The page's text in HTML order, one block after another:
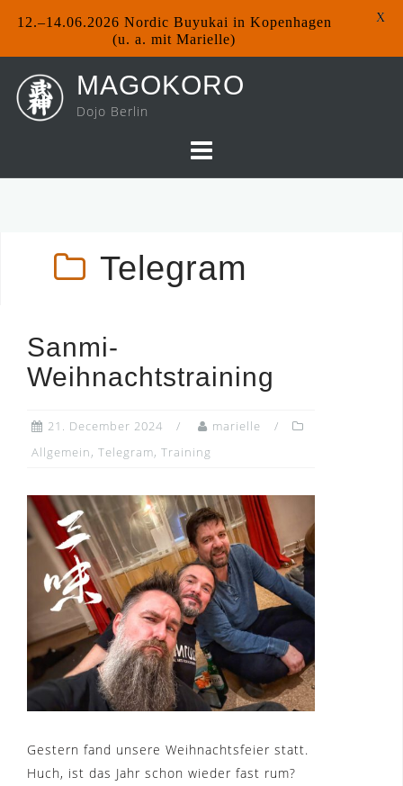
content
MAGOKORO
Dojo Berlin
Telegram
Sanmi-
Weihnachtstraining
21. December 2024
marielle
Allgemein, Telegram, Training
Gestern fand unsere Weihnachtsfeier statt.
Huch, ist das Jahr schon wieder fast rum?
12.–14.06.2026 Nordic Buyukai in Kopenhagen
(u. a. mit Marielle)
X